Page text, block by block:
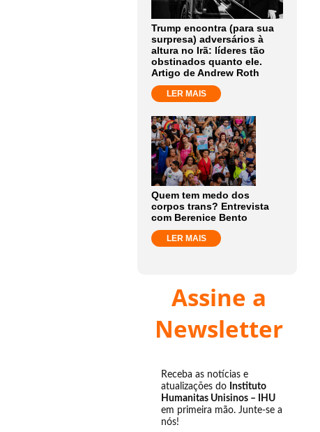
Trump encontra (para sua
surpresa) adversários à
altura no Irã: líderes tão
obstinados quanto ele.
Artigo de Andrew Roth
LER MAIS
Quem tem medo dos
corpos trans? Entrevista
com Berenice Bento
LER MAIS
Assine a
Newsletter
Receba as notícias e
atualizações do Instituto
Humanitas Unisinos – IHU
em primeira mão. Junte-se a
nós!